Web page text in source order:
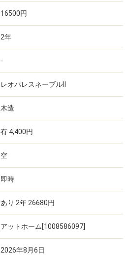
16500円
2年
-
レオパレスネーブルⅡ
木造
有 4,400円
空
即時
あり 2年 26680円
アットホーム[1008586097]
2026年8月6日